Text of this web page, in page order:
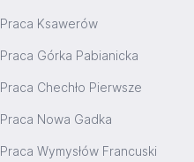
Praca Ksawerów
Praca Górka Pabianicka
Praca Chechło Pierwsze
Praca Nowa Gadka
Praca Wymysłów Francuski